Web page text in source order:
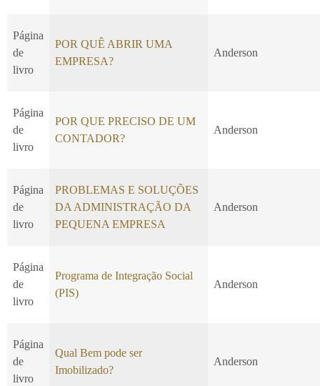
Página
de
livro
POR QUÊ ABRIR UMA
EMPRESA?
Anderson
Página
de
livro
POR QUE PRECISO DE UM
CONTADOR?
Anderson
Página
de
livro
PROBLEMAS E SOLUÇÕES
DA ADMINISTRAÇÃO DA
PEQUENA EMPRESA
Anderson
Página
de
livro
Programa de Integração Social
(PIS)
Anderson
Página
de
livro
Qual Bem pode ser
Imobilizado?
Anderson